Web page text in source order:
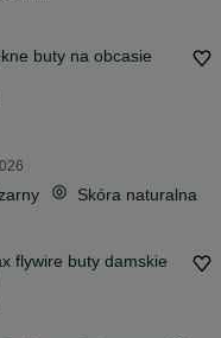
buty na obcasie
Skóra naturalna
flywire buty damskie